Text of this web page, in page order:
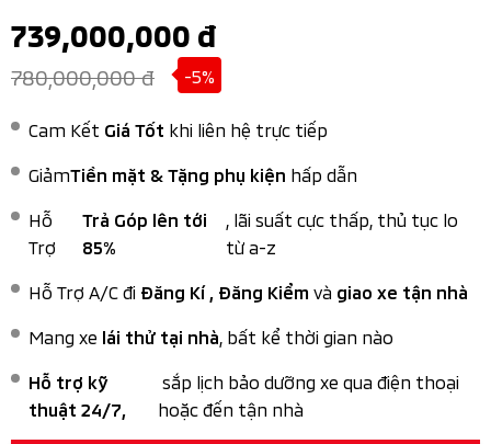
739,000,000 đ
780,000,000 đ -5%
Cam Kết Giá Tốt khi liên hệ trực tiếp
GiảmTiền mặt & Tặng phụ kiện hấp dẫn
Hỗ
Trợ
Trả Góp lên tới
85%
, lãi suất cực thấp, thủ tục lo
từ a-z
Hỗ Trợ A/C đi Đăng Kí , Đăng Kiểm và giao xe tận nhà
Mang xe lái thử tại nhà , bất kể thời gian nào
Hỗ trợ kỹ
thuật 24/7,
sắp lịch bảo dưỡng xe qua điện thoại
hoặc đến tận nhà